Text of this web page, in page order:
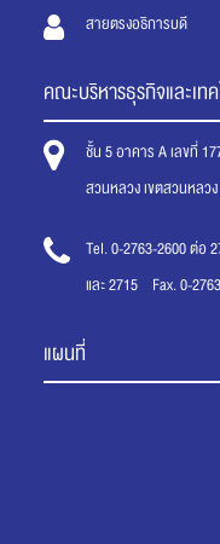
สายตรงอธิการบดี
คณะบริหารธุรกิจและเท
ชั้น 5 อาคาร A เลขที่
สวนหลวง เขตสวนหลว
Tel. 0-2763-2600 ต่อ
และ 2715 Fax. 0-
แผนที่